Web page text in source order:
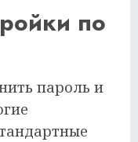
по
пароль и